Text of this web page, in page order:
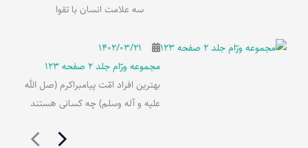
سه علامت انسان با تقوا
۱۴۰۲/۰۳/۲۱
مجموعه ورّام جلد 2 صفحه 123
بهترین افراد امّت پیامبراکرم (صل الله
علیه و آله وسلم) چه کسانی هستند